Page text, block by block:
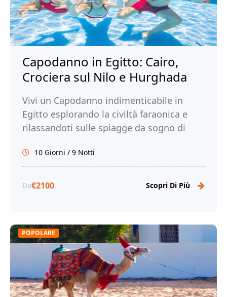
Capodanno in Egitto: Cairo,
Crociera sul Nilo e Hurghada
Vivi un Capodanno indimenticabile in
Egitto esplorando la civiltà faraonica e
rilassandoti sulle spiagge da sogno di
di viaggio personalizzata!
10 Giorni / 9 Notti
Da€2100 Scopri Di Più
POPOLARE